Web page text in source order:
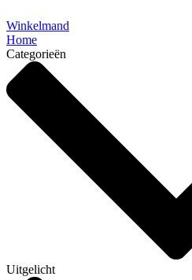
Winkelmand
Home
Categorieën
Uitgelicht